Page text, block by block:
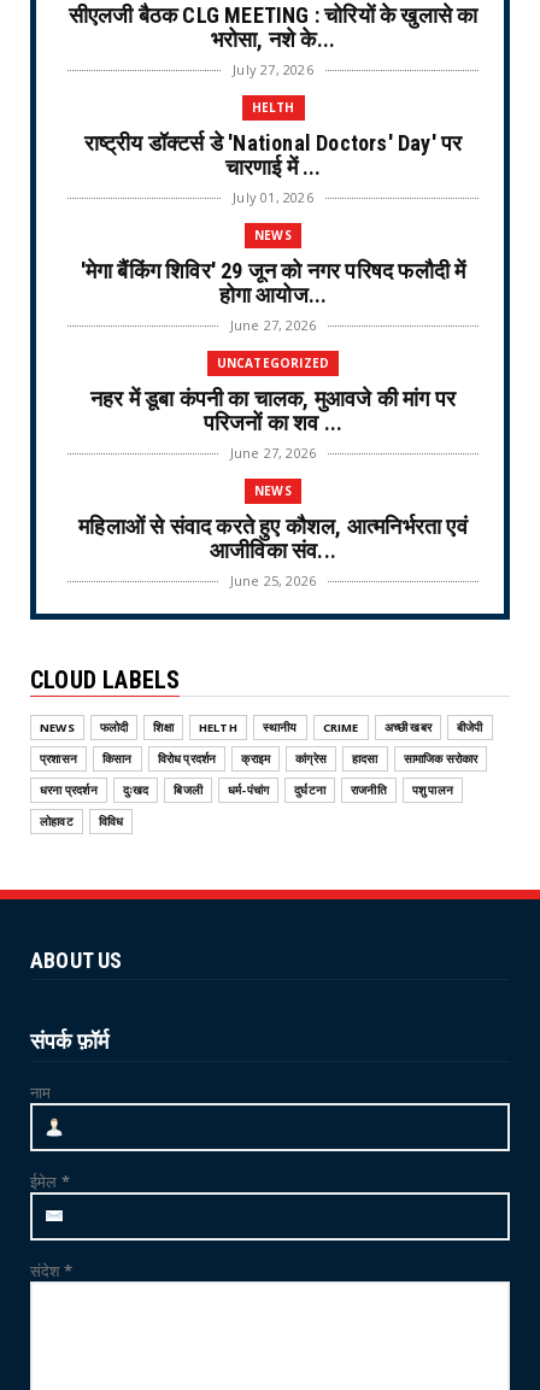
सीएलजी बैठक CLG MEETING : चोरियों के खुलासे का
भरोसा, नशे के...
July 27, 2026
HELTH
राष्ट्रीय डॉक्टर्स डे 'National Doctors' Day' पर
चारणाई में ...
July 01, 2026
NEWS
'मेगा बैंकिंग शिविर' 29 जून को नगर परिषद फलौदी में
होगा आयोज...
June 27, 2026
UNCATEGORIZED
नहर में डूबा कंपनी का चालक, मुआवजे की मांग पर
परिजनों का शव ...
June 27, 2026
NEWS
महिलाओं से संवाद करते हुए कौशल, आत्मनिर्भरता एवं
आजीविका संव...
June 25, 2026
NEWS
CRIME
ऑपरेशन वज्र प्रहार Operation Vajra Prahar :
एमडी फैक्ट्री और...
जाम्भा की ढाणी में उत्साहपूर्वक मनाया गया 12वां
ट्यूबवेल ...
CLOUD LABELS
NEWS फलोदी शिक्षा HELTH स्थानीय CRIME अच्छी खबर
बीजेपी
प्रशासन
किसान विरोध प्रदर्शन क्राइम कांग्रेस हादसा
सामाजिक सरोकार
धरना प्रदर्शन
दुःखद बिजली धर्म-पंचांग दुर्घटना राजनीति
पशु पालन
लोहावट
विविध
ABOUT US
संपर्क फ़ॉर्म
नाम
ईमेल *
संदेश*